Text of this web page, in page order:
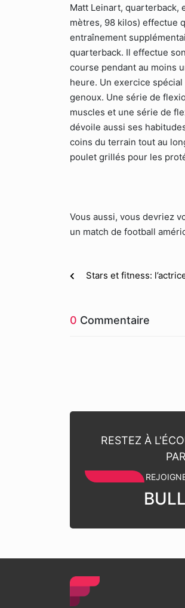
Matt Leinart, quarterback,
mètres, 98 kilos) effectue
entraînement
quarterback. Il effectue
course pendant au moins
heure. Un exercice
genoux. Une série de
muscles et une série de
dévoile aussi ses
coins du terrain tout au
poulet grillés pour les
Vous aussi, vous devriez
un match de football
Stars et fitness:
0 Commentaire
RESTEZ À